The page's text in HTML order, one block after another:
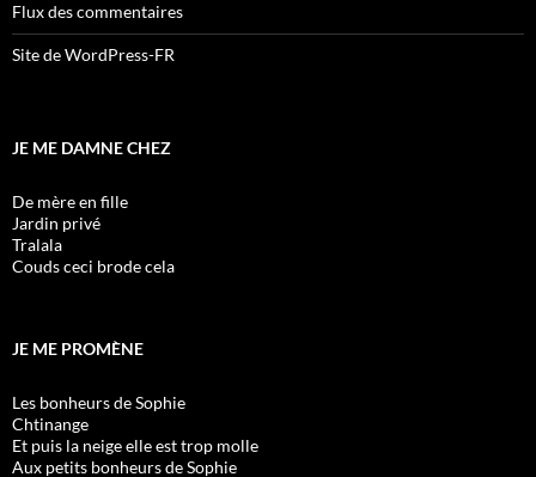
Flux des commentaires
Site de WordPress-FR
JE ME DAMNE CHEZ
De mère en fille
Jardin privé
Tralala
Couds ceci brode cela
JE ME PROMÈNE
Les bonheurs de Sophie
Chtinange
Et puis la neige elle est trop molle
Aux petits bonheurs de Sophie